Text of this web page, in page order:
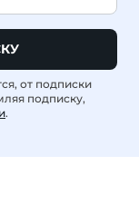
от подписки
подписку,
.